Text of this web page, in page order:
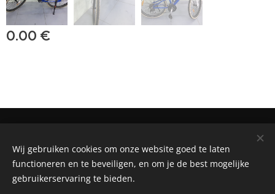
0.00 €
Powered byWebnode Cookies
Wij gebruiken cookies om onze website goed te laten
functioneren en te beveiligen, en om je de best mogelijke
gebruikerservaring te bieden.